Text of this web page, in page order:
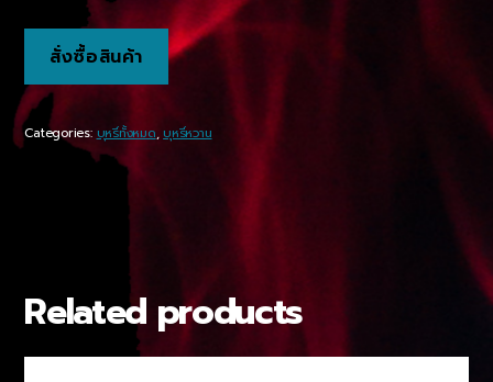
สั่งซื้อสินค้า
Categories: บุหรี่ทั้งหมด, บุหรี่หวาน
Related products